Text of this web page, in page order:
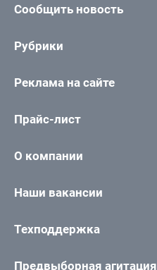
Сообщить новость
Рубрики
Реклама на сайте
Прайс-лист
О компании
Наши вакансии
Техподдержка
Предвыборная агитация